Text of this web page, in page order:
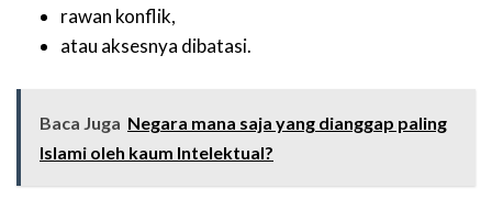
rawan konflik,
atau aksesnya dibatasi.
Baca Juga Negara mana saja yang dianggap paling
Islami oleh kaum Intelektual?